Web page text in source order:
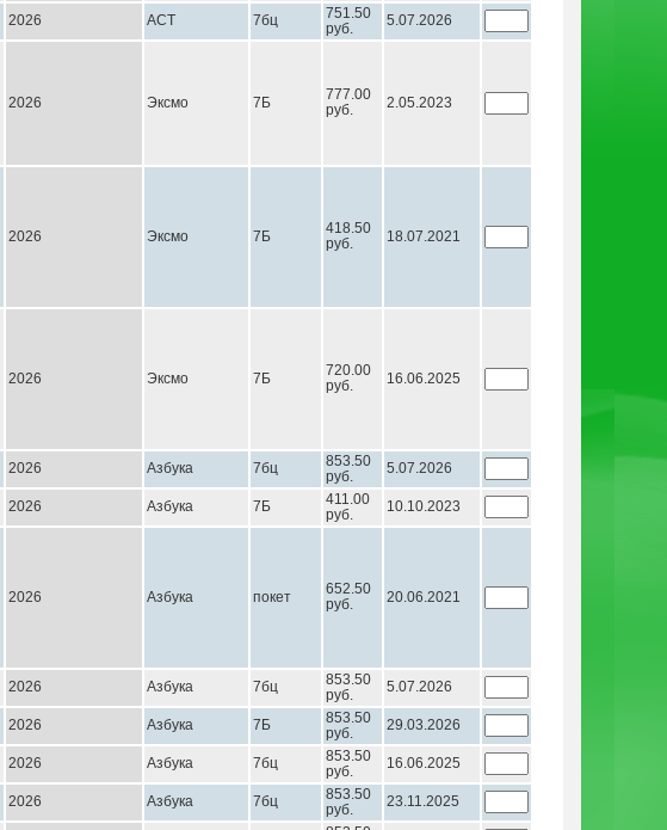
2026 АСТ 7бц
751.50
руб.
5.07.2026
2026 Эксмо 7Б
777.00
руб.
2.05.2023
2026 Эксмо 7Б
418.50
руб.
18.07.2021
2026 Эксмо 7Б
720.00
руб.
16.06.2025
2026 Азбука 7бц
853.50
руб.
5.07.2026
2026 Азбука 7Б
411.00
руб.
10.10.2023
2026 Азбука покет
652.50
руб.
20.06.2021
2026 Азбука 7бц
853.50
руб.
5.07.2026
2026 Азбука 7Б
853.50
руб.
29.03.2026
2026 Азбука 7бц
853.50
руб.
16.06.2025
2026 Азбука 7бц
853.50
руб.
23.11.2025